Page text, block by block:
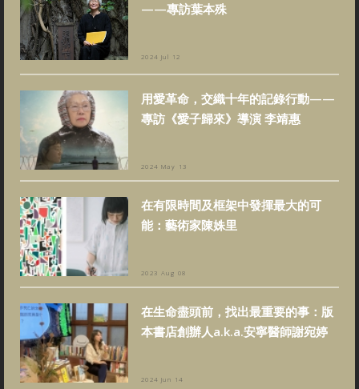
——專訪葉本殊
2024 Jul 12
用愛革命，交織十年的記錄行動——
專訪《愛子歸來》導演 李靖惠
2024 May 13
在有限時間及框架中發揮最大的可
能：藝術家陳姝里
2023 Aug 08
在生命盡頭前，找出最重要的事：版
本書店創辦人a.k.a.安寧醫師謝宛婷
2024 Jun 14